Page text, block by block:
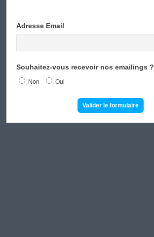
Adresse Email
Souhaitez-vous recevoir nos emailings ?
Non Oui
Valider le formulaire